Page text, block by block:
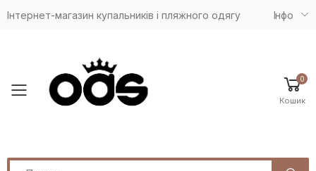
Інтернет-магазин купальників і пляжного одягу Iнфо
Toggle mobile menu
0
Кошик
Search